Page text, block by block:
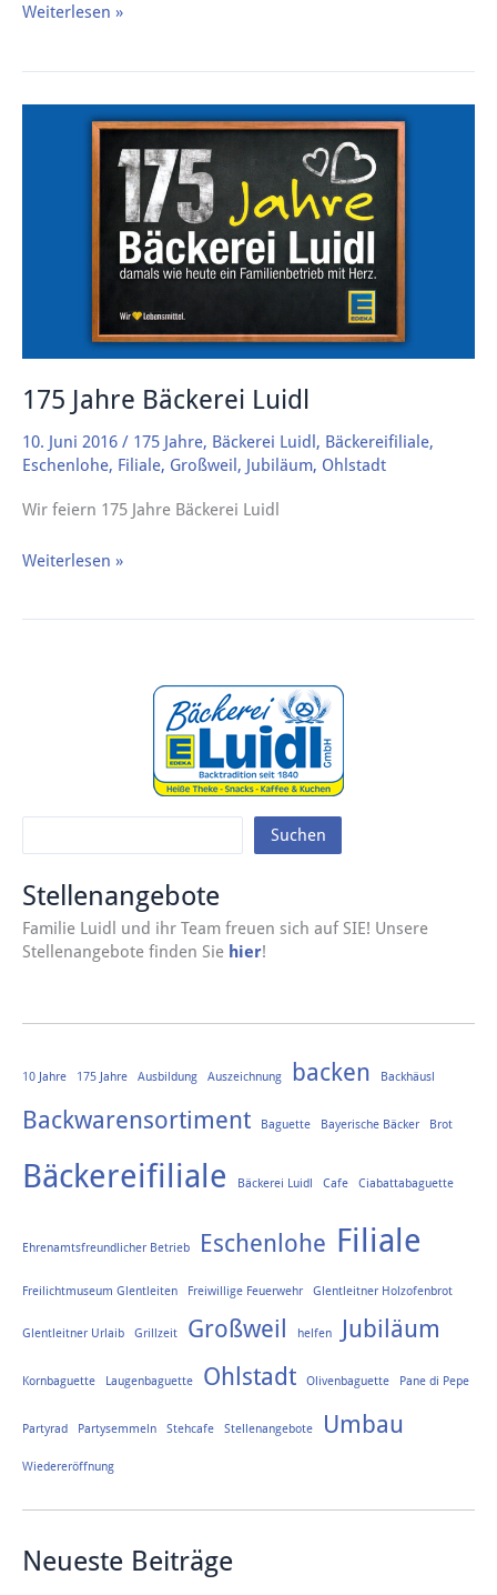
Weiterlesen »
175 Jahre Bäckerei Luidl
10. Juni 2016 / 175 Jahre, Bäckerei Luidl , Bäckereifiliale,
Eschenlohe, Filiale, Großweil , Jubiläum, Ohlstadt
Wir feiern 175 Jahre Bäckerei Luidl
Weiterlesen »
Suchen
Stellenangebote
Familie Luidl und ihr Team freuen sich auf SIE! Unsere
Stellenangebote finden Sie hier!
10 Jahre 175 Jahre Ausbildung Auszeichnung backen Backhäusl
Backwarensortiment Baguette Bayerische Bäcker Brot
Bäckereifiliale Bäckerei Luidl Cafe Ciabattabaguette
Ehrenamtsfreundlicher Betrieb Eschenlohe Filiale
Freilichtmuseum Glentleiten Freiwillige Feuerwehr Glentleitner Holzofenbrot
Glentleitner Urlaib Grillzeit Großweil helfen Jubiläum
Kornbaguette Laugenbaguette Ohlstadt Olivenbaguette Pane di Pepe
Partyrad Partysemmeln Stehcafe Stellenangebote Umbau
Wiedereröffnung
Neueste Beiträge